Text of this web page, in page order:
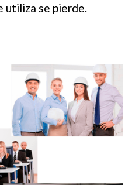
utiliza se pierde.